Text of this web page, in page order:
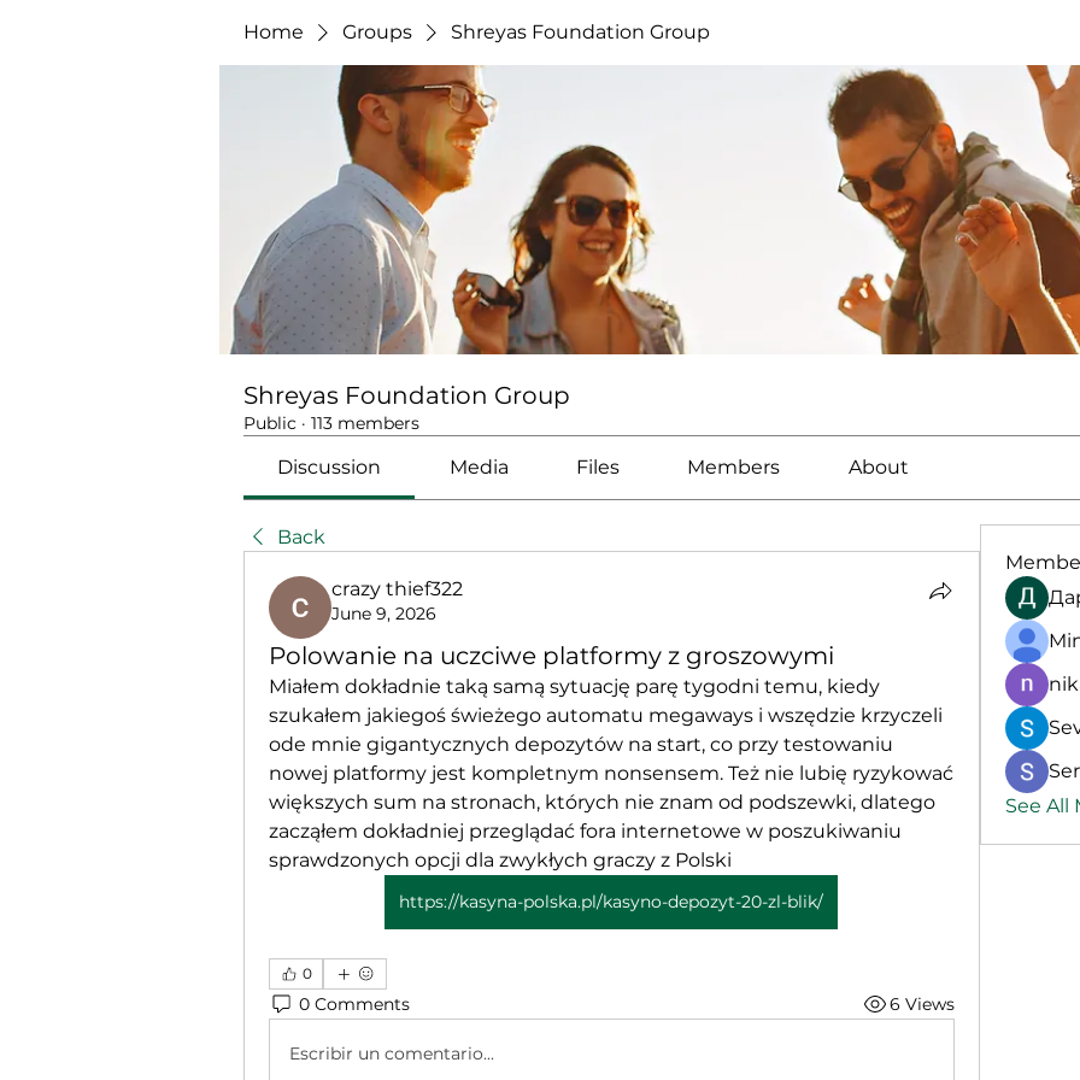
Home Groups Shreyas Foundation Group
Shreyas Foundation Group
Public · 113 members
Discussion Media Files Members About
Back
crazy thief322
June 9, 2026
Polowanie na uczciwe platformy z groszowymi
Miałem dokładnie taką samą sytuację parę tygodni temu, kiedy
szukałem jakiegoś świeżego automatu megaways i wszędzie krzyczeli
ode mnie gigantycznych depozytów na start, co przy testowaniu
nowej platformy jest kompletnym nonsensem. Też nie lubię ryzykować
większych sum na stronach, których nie znam od podszewki, dlatego
zacząłem dokładniej przeglądać fora internetowe w poszukiwaniu
sprawdzonych opcji dla zwykłych graczy z Polski
https://kasyna-polska.pl/kasyno-depozyt-20-zl-blik/
0
0 Comments 6 Views
Escribir un comentario...
See All